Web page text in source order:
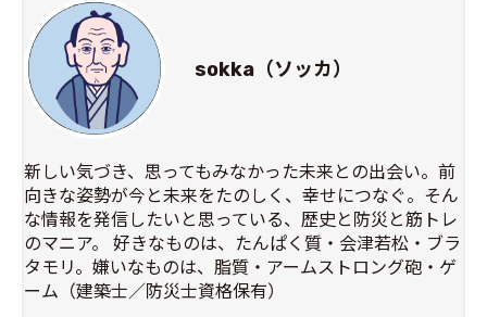
sokka（ソッカ）
新しい気づき、思ってもみなかった未来との出会い。前
向きな姿勢が今と未来をたのしく、幸せにつなぐ。そん
な情報を発信したいと思っている、歴史と防災と筋トレ
のマニア。 好きなものは、たんぱく質・会津若松・ブラ
タモリ。嫌いなものは、脂質・アームストロング砲・ゲ
ーム（建築士／防災士資格保有）